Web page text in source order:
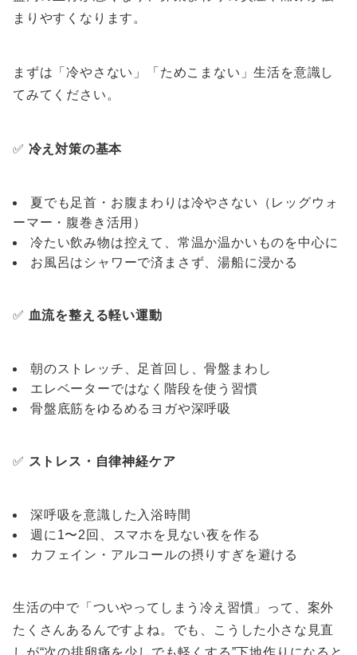
まりやすくなります。
まずは「冷やさない」「ためこまない」生活を意識し
てみてください。
✅ 冷え対策の基本
夏でも足首・お腹まわりは冷やさない（レッグウォ
ーマー・腹巻き活用）
冷たい飲み物は控えて、常温か温かいものを中心に
お風呂はシャワーで済まさず、湯船に浸かる
✅ 血流を整える軽い運動
朝のストレッチ、足首回し、骨盤まわし
エレベーターではなく階段を使う習慣
骨盤底筋をゆるめるヨガや深呼吸
✅ ストレス・自律神経ケア
深呼吸を意識した入浴時間
週に1〜2回、スマホを見ない夜を作る
カフェイン・アルコールの摂りすぎを避ける
生活の中で「ついやってしまう冷え習慣」って、案外
たくさんあるんですよね。でも、こうした小さな見直
しが“次の排卵痛を少しでも軽くする”下地作りになると